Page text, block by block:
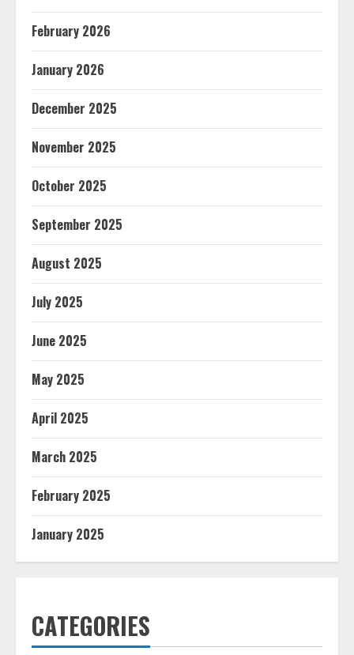
February 2026
January 2026
December 2025
November 2025
October 2025
September 2025
August 2025
July 2025
June 2025
May 2025
April 2025
March 2025
February 2025
January 2025
CATEGORIES